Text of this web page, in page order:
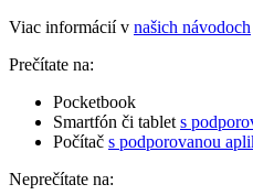
Viac informácií v našich návodoch
Prečítate na:
Pocketbook
Smartfón či tablet s
Počítač s podporovanou
Neprečítate na: